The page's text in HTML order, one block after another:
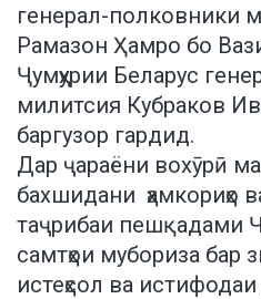
генерал-полковники
Рамазон Ҳамро бо
Ҷумҳурии Беларус
милитсия Кубраков
баргузор гардид.
Дар ҷараёни вохӯрӣ
бахшидани ҳамкориҳо
таҷрибаи пешқадами
самтҳои мубориза бар
истеҳсол ва